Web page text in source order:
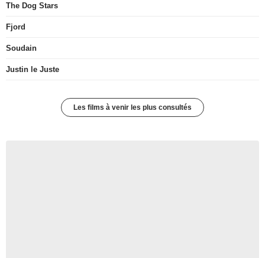
The Dog Stars
Fjord
Soudain
Justin le Juste
Les films à venir les plus consultés